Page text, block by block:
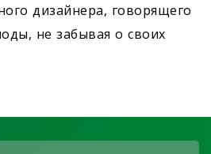
дизайнера, говорящего
не забывая о своих